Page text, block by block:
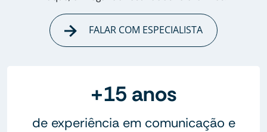
FALAR COM ESPECIALISTA
+15 anos
de experiência em comunicação e